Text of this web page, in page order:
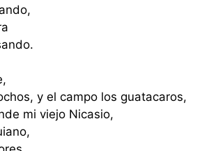
y el campo los guatacaros,
mi viejo Nicasio,